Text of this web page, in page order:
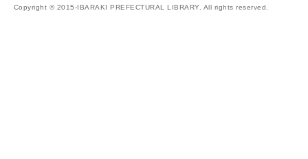
Copyright © 2015-IBARAKI PREFECTURAL LIBRARY. All rights reserved.